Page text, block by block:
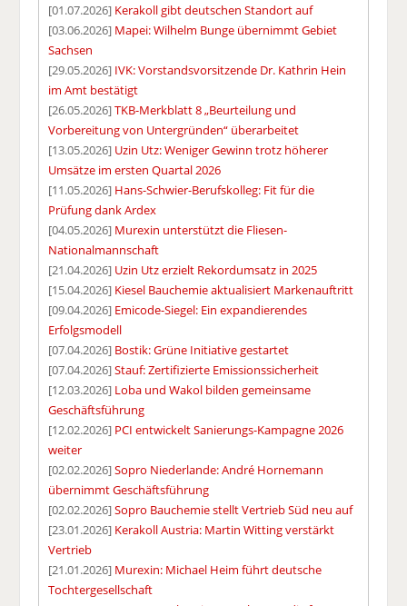
[01.07.2026] Kerakoll gibt deutschen Standort auf
[03.06.2026] Mapei: Wilhelm Bunge übernimmt Gebiet
Sachsen
[29.05.2026] IVK: Vorstandsvorsitzende Dr. Kathrin Hein
im Amt bestätigt
[26.05.2026]TKB-Merkblatt 8 „Beurteilung und
Vorbereitung von Untergründen“ überarbeitet
[13.05.2026] Uzin Utz: Weniger Gewinn trotz höherer
Umsätze im ersten Quartal 2026
[11.05.2026] Hans-Schwier-Berufskolleg: Fit für die
Prüfung dank Ardex
[04.05.2026] Murexin unterstützt die Fliesen-
Nationalmannschaft
[21.04.2026] Uzin Utz erzielt Rekordumsatz in 2025
[15.04.2026] Kiesel Bauchemie aktualisiert Markenauftritt
[09.04.2026] Emicode-Siegel: Ein expandierendes
Erfolgsmodell
[07.04.2026] Bostik: Grüne Initiative gestartet
[07.04.2026]Stauf: Zertifizierte Emissionssicherheit
[12.03.2026] Loba und Wakol bilden gemeinsame
Geschäftsführung
[12.02.2026] PCI entwickelt Sanierungs-Kampagne 2026
weiter
[02.02.2026]Sopro Niederlande: André Hornemann
übernimmt Geschäftsführung
[02.02.2026]Sopro Bauchemie stellt Vertrieb Süd neu auf
[23.01.2026] Kerakoll Austria: Martin Witting verstärkt
Vertrieb
[21.01.2026] Murexin: Michael Heim führt deutsche
Tochtergesellschaft